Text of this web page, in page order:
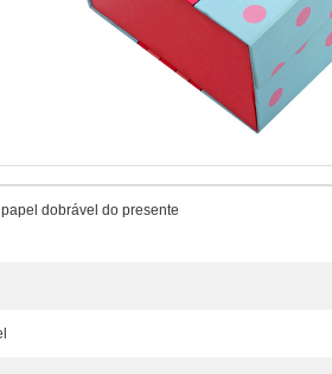
dobrável do presente